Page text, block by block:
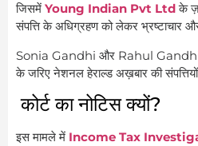
जिसमें Young Indian Pvt Ltdके
संपत्ति के अधिग्रहण को लेकर भ्रष्टाचार
Sonia Gandhi और Rahul Gandhi
के जरिए नेशनल हेराल्ड अख़बार की
कोर्ट का नोटिस क्यों?
इस मामले में Income Tax